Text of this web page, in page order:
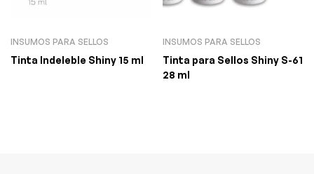
INSUMOS PARA SELLOS
Tinta Indeleble Shiny 15 ml
INSUMOS PARA SELLOS
Tinta para Sellos Shiny S-61
28 ml